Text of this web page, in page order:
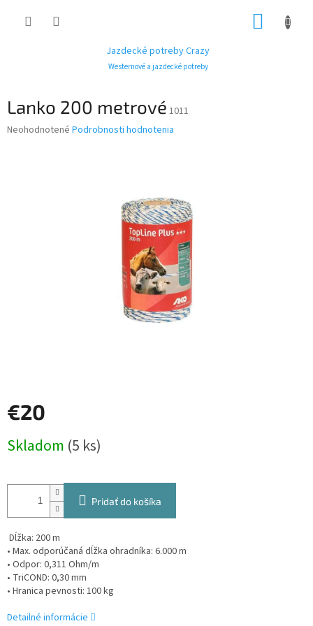
Jazdecké potreby Crazy
Westernové a jazdecké potreby
Lanko 200 metrové 1011
Priemerné
Neohodnotené Podrobnosti hodnotenia
€20
cena:
Skladom (5 ks)
Pridať do košíka
Dĺžka: 200 m
• Max. odporúčaná dĺžka ohradníka: 6.000 m
• Odpor: 0,311 Ohm/m
• TriCOND: 0,30 mm
• Hranica pevnosti: 100 kg
Detailné informácie